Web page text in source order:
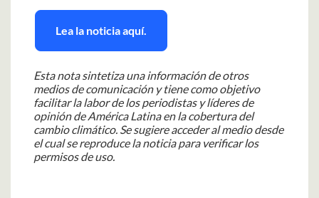
Lea la noticia aquí.
Esta nota sintetiza una información de otros
medios de comunicación y tiene como objetivo
facilitar la labor de los periodistas y líderes de
opinión de América Latina en la cobertura del
cambio climático. Se sugiere acceder al medio desde
el cual se reproduce la noticia para verificar los
permisos de uso.